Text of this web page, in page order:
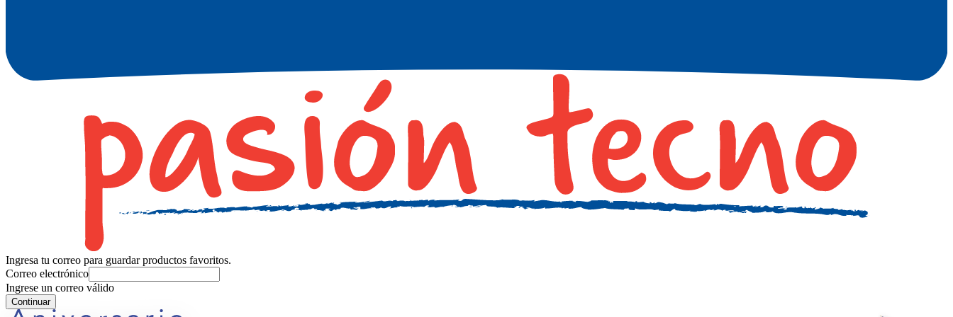
Ingresa tu correo para guardar productos favoritos.
Correo electrónico
Ingrese un correo válido
Continuar